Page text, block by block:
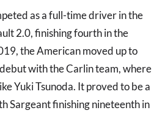
as a full-time driver in the
2.0, finishing fourth in the
the American moved up to
with the Carlin team, where
Yuki Tsunoda. It proved to be a
Sargeant finishing nineteenth in